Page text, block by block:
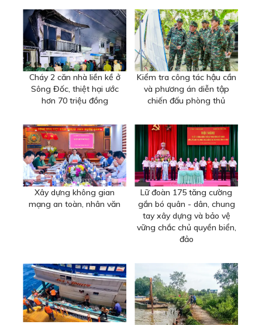
Cháy 2 căn nhà liền kề ở
Sông Đốc, thiệt hại ước
hơn 70 triệu đồng
Kiểm tra công tác hậu cần
và phương án diễn tập
chiến đấu phòng thủ
Xây dựng không gian
mạng an toàn, nhân văn
Lữ đoàn 175 tăng cường
gắn bó quân - dân, chung
tay xây dựng và bảo vệ
vững chắc chủ quyền biển,
đảo